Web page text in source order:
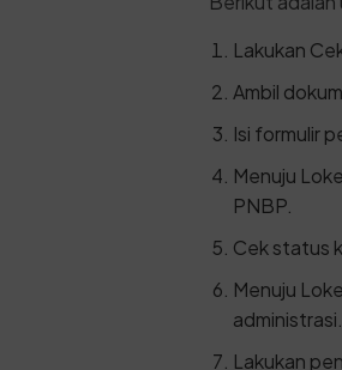
Lakukan
Ambil
Isi formulir
Menuju
PNBP.
Cek status
Menuju
administrasi.
Lakukan